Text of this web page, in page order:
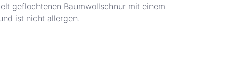
geflochtenen Baumwollschnur mit einem
ist nicht allergen.